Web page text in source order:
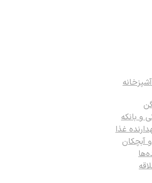
و بانکه
غذا
آبچکان